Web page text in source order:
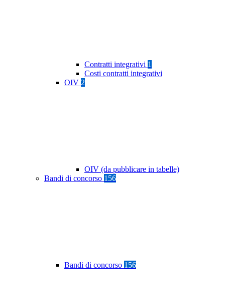
Contratti integrativi 1
Costi contratti integrativi
OIV 2
OIV (da pubblicare in tabelle)
Bandi di concorso 156
Bandi di concorso 156